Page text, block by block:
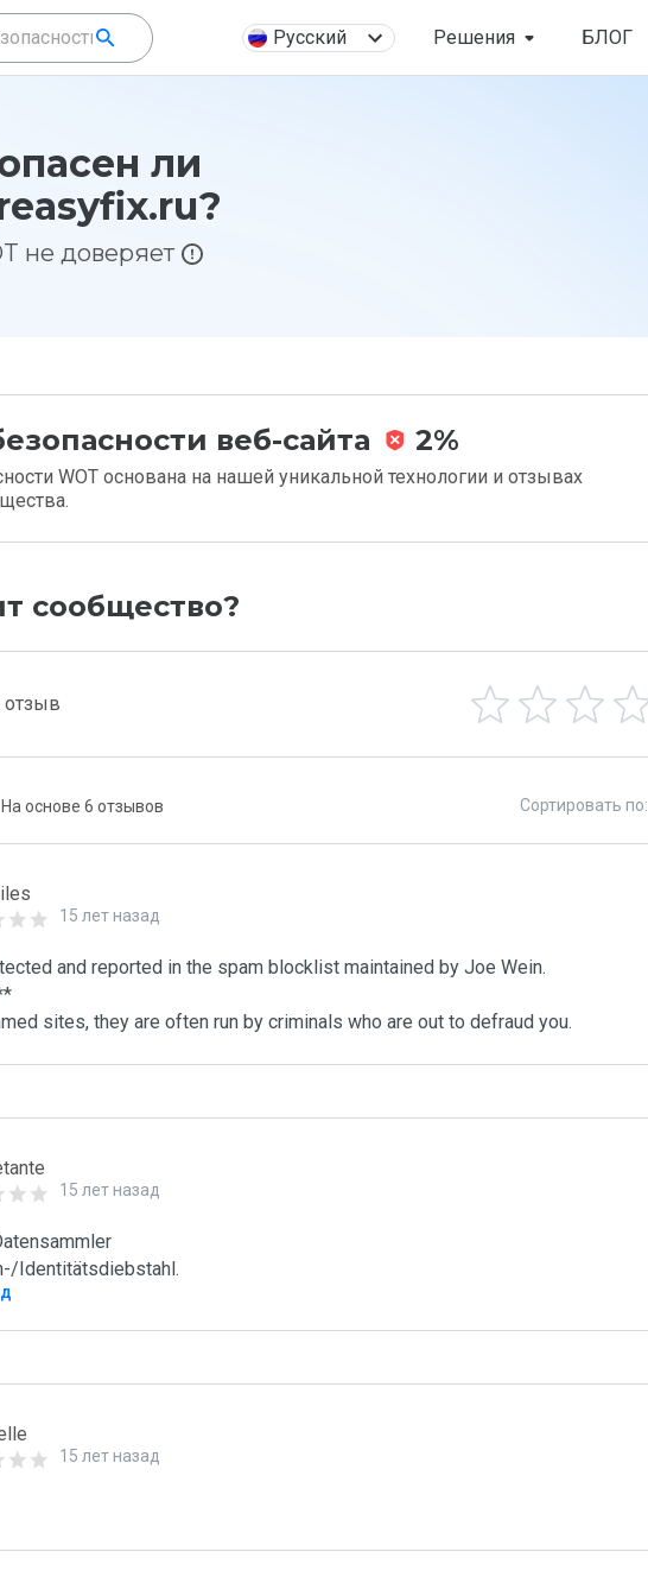
Русский Решения БЛОГ
ли
не доверяет
веб-сайта 2%
WOT основана на нашей уникальной технологии и отзывах
сообщество?
отзыв
На основе 6 отзывов Сортировать по:
15 лет назад
and reported in the spam blocklist maintained by Joe Wein.
sites, they are often run by criminals who are out to defraud you.
15 лет назад
Identitätsdiebstahl.
15 лет назад